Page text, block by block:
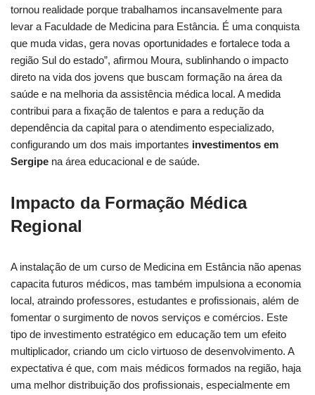
tornou realidade porque trabalhamos incansavelmente para
levar a Faculdade de Medicina para Estância. É uma conquista
que muda vidas, gera novas oportunidades e fortalece toda a
região Sul do estado”, afirmou Moura, sublinhando o impacto
direto na vida dos jovens que buscam formação na área da
saúde e na melhoria da assistência médica local. A medida
contribui para a fixação de talentos e para a redução da
dependência da capital para o atendimento especializado,
configurando um dos mais importantes investimentos em
Sergipe na área educacional e de saúde.
Impacto da Formação Médica
Regional
A instalação de um curso de Medicina em Estância não apenas
capacita futuros médicos, mas também impulsiona a economia
local, atraindo professores, estudantes e profissionais, além de
fomentar o surgimento de novos serviços e comércios. Este
tipo de investimento estratégico em educação tem um efeito
multiplicador, criando um ciclo virtuoso de desenvolvimento. A
expectativa é que, com mais médicos formados na região, haja
uma melhor distribuição dos profissionais, especialmente em